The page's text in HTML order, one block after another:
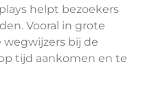
helpt bezoekers
Vooral in grote
bij de
tijd aankomen en te